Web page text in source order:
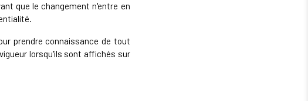
que le changement n'entre en
prendre connaissance de tout
lorsqu'ils sont affichés sur